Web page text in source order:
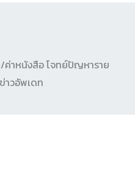
ค่าหนังสือ โจทย์ปัญหาราย
าวอัพเดท